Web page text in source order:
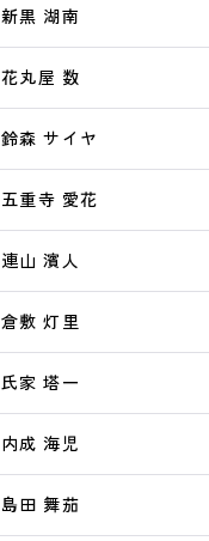
新黒 湖南
花丸屋 数
鈴森 サイヤ
五重寺 愛花
連山 濱人
倉敷 灯里
氏家 塔一
内成 海児
島田 舞茄